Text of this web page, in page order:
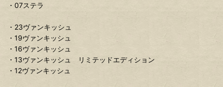
・07ステラ
・23ヴァンキッシュ
・19ヴァンキッシュ
・16ヴァンキッシュ
・13ヴァンキッシュ リミテッドエディション
・12ヴァンキッシュ